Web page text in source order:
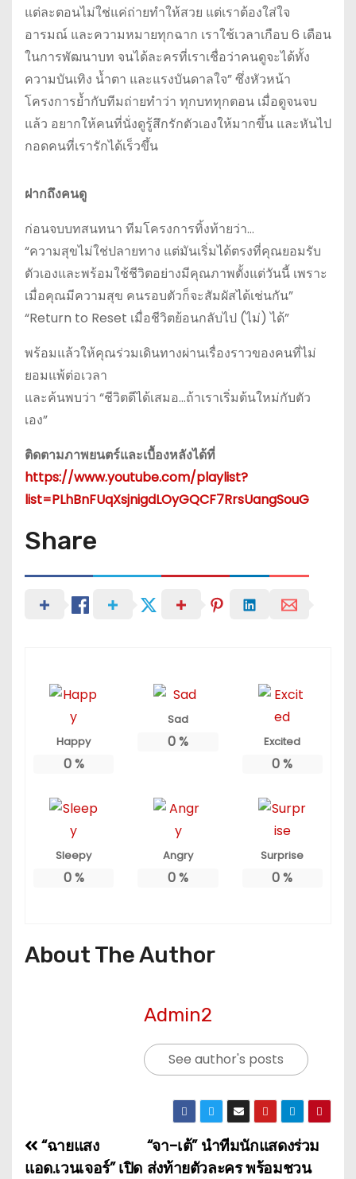
แต่ละตอนไม่ใช่แค่ถ่ายทำให้สวย แต่เราต้องใส่ใจ
อารมณ์ และความหมายทุกฉาก เราใช้เวลาเกือบ 6 เดือน
ในการพัฒนาบท จนได้ละครที่เราเชื่อว่าคนดูจะได้ทั้ง
ความบันเทิง น้ำตา และแรงบันดาลใจ” ซึ่งหัวหน้า
โครงการย้ำกับทีมถ่ายทำว่า ทุกบททุกตอน เมื่อดูจนจบ
แล้ว อยากให้คนที่นั่งดูรู้สึกรักตัวเองให้มากขึ้น และหันไป
กอดคนที่เรารักได้เร็วขึ้น
ฝากถึงคนดู
ก่อนจบบทสนทนา ทีมโครงการทิ้งท้ายว่า…
“ความสุขไม่ใช่ปลายทาง แต่มันเริ่มได้ตรงที่คุณยอมรับ
ตัวเองและพร้อมใช้ชีวิตอย่างมีคุณภาพตั้งแต่วันนี้ เพราะ
เมื่อคุณมีความสุข คนรอบตัวก็จะสัมผัสได้เช่นกัน”
“Return to Reset เมื่อชีวิตย้อนกลับไป (ไม่) ได้”
พร้อมแล้วให้คุณร่วมเดินทางผ่านเรื่องราวของคนที่ไม่
ยอมแพ้ต่อเวลา
และค้นพบว่า “ชีวิตดีได้เสมอ…ถ้าเราเริ่มต้นใหม่กับตัว
เอง”
ติดตามภาพยนตร์และเบื้องหลังได้ที่
https://www.youtube.com/playlist?
list=PLhBnFUqXsjnigdLOyGQCF7RrsUangSouG
Share
Happy
0%
Sad
0% Excited
0%
Sleepy
0%
Angry
0%
Surprise
0%
About The Author
Admin2
See author's posts
แ
“จา-เต้” นำทีมนักแสดงร่วม
ส่งท้ายตัวละคร พร้อมชวน
“ฉายแสง
แอด.เวนเจอร์” เปิด